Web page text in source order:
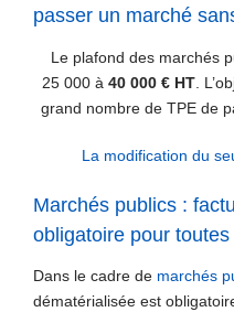
passer un marché
Le plafond des marchés
25 000 à 40 000 € HT.
grand nombre de TPE de
La modification du
Marchés publics :
obligatoire pour
Dans le cadre de marchés
dématérialisée est